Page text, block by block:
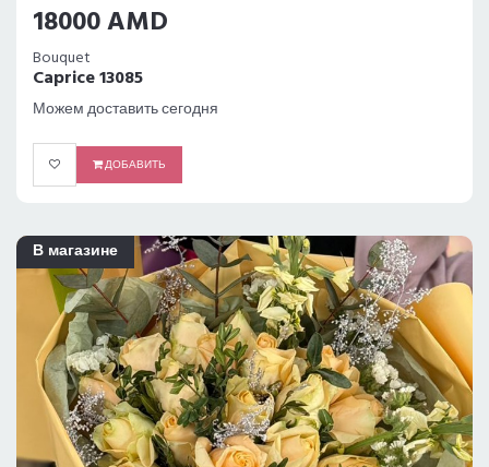
18000 AMD
Bouquet
Caprice 13085
Можем доставить сегодня
ДОБАВИТЬ
В магазине